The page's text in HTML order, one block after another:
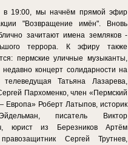
в 19:00, мы начнём прямой эфир
"Возвращение имён". Вновь
зачитают имена земляков -
террора. К эфиру также
пермские уличные музыканты,
концерт солидарности на
телеведущая Татьяна Лазарева,
Пархоменко, член «Пермский
Роберт Латыпов, историк
писатель Виктор
юрист из Березников Артём
Сергей Трутнев,